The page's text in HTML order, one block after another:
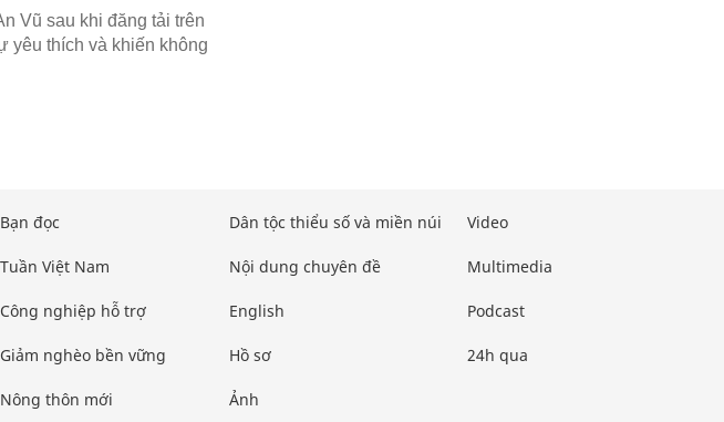
Vũ sau khi đăng tải trên
yêu thích và khiến không
Bạn đọc
Tuần Việt Nam
Công nghiệp hỗ trợ
Giảm nghèo bền vững
Nông thôn mới
Dân tộc thiểu số và miền núi
Nội dung chuyên đề
English
Hồ sơ
Ảnh
Video
Multimedia
Podcast
24h qua